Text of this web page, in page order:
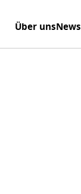
Über unsNews